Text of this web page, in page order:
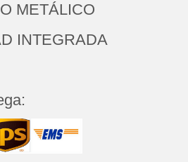
METÁLICO
INTEGRADA